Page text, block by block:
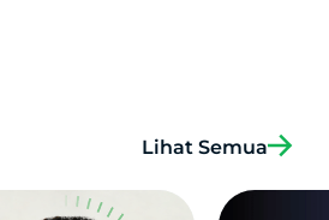
Lihat Semua